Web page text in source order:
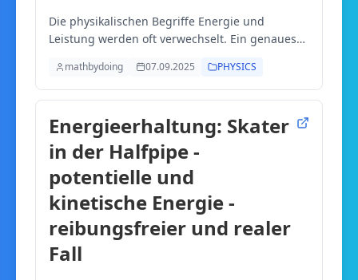
Die physikalischen Begriffe Energie und
Leistung werden oft verwechselt. Ein genaues
der Energiewende zu verstehen, um
Dokumentationen und Medien-Info kritisch
zur bilden.
mathbydoing 07.09.2025 PHYSICS
Energieerhaltung: Skater
in der Halfpipe -
potentielle und
kinetische Energie -
reibungsfreier und realer
Fall